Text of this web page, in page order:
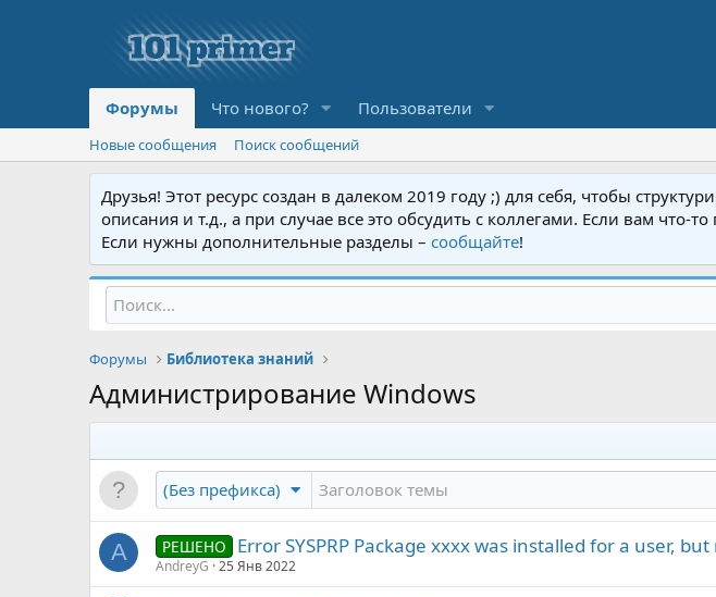
Форумы Что нового? Пользователи
Новые сообщения Поиск сообщений
Друзья! Этот ресурс создан в далеком 2019 году ;) для себя, чтобы
описания и т.д., а при случае все это обсудить с коллегами. Если вам
Если нужны дополнительные разделы – сообщайте!
Форумы Библиотека знаний
Администрирование Windows
(Без префикса)
A РЕШЕНО Error SYSPRP Package xxxx was installed for a user,
AndreyG 25 Янв 2022